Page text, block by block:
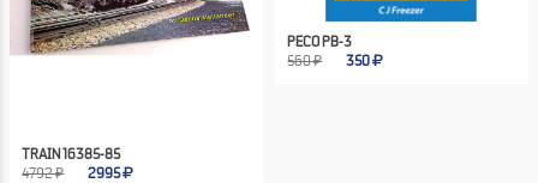
TRAIN 16385-85
4792 ₽
2995
PECO PB-3
560 ₽
350